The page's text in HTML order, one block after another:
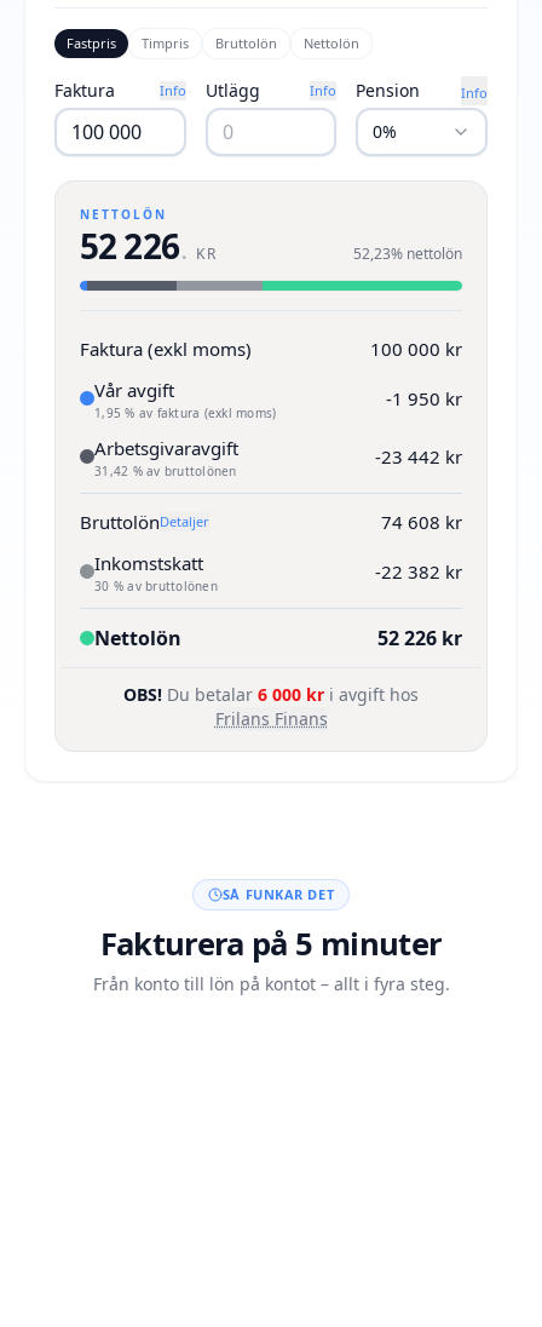
Fastpris Timpris Bruttolön Nettolön
Faktura Info Utlägg Info Pension Info
0%
NETTOLÖN
52 226. KR 52,23% nettolön
Faktura (exkl moms)
100 000 kr
Vår avgift
1,95 % av faktura (exkl moms)
-1 950 kr
Arbetsgivaravgift
31,42 % av bruttolönen
-23 442 kr
BruttolönDetaljer
74 608 kr
Inkomstskatt
30 % av bruttolönen
-22 382 kr
Nettolön 52 226 kr
OBS! Du betalar 6 000 kr i avgift hos
Frilans Finans
SÅ FUNKAR DET
Fakturera på 5 minuter
Från konto till lön på kontot – allt i fyra steg.